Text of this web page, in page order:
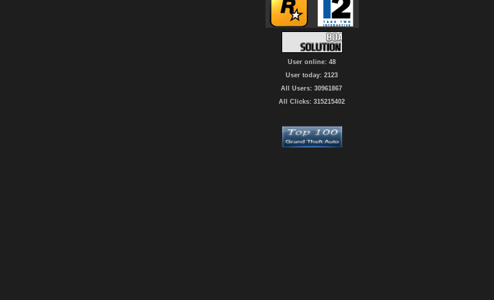
User online: 48
User today: 2123
All Users: 30961867
All Clicks: 315215402